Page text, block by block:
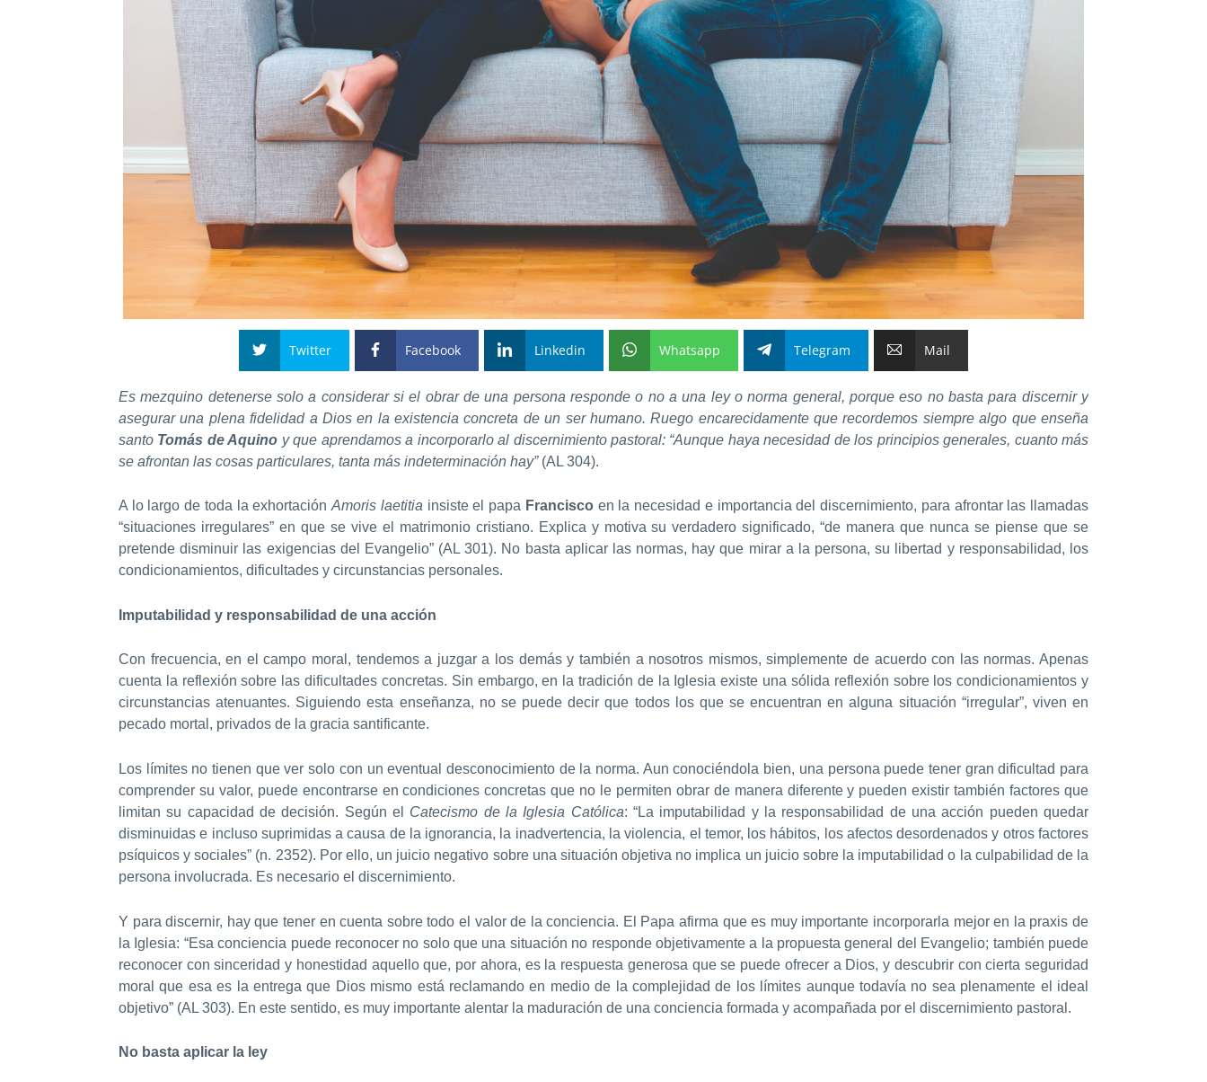
Twitter Facebook Linkedin Whatsapp Telegram Mail
Es mezquino detenerse solo a considerar si el obrar de una persona responde o no a una ley o norma general, porque eso no basta para discernir y
asegurar una plena fidelidad a Dios en la existencia concreta de un ser humano. Ruego encarecidamente que recordemos siempre algo que enseña
santo Tomás de Aquino y que aprendamos a incorporarlo al discernimiento pastoral: “Aunque haya necesidad de los principios generales, cuanto más
se afrontan las cosas particulares, tanta más indeterminación hay”(AL 304).
A lo largo de toda la exhortaciónAmoris laetitia insiste el papa Franciscoen la necesidad e importancia del discernimiento, para afrontar las llamadas
“situaciones irregulares” en que se vive el matrimonio cristiano. Explica y motiva su verdadero significado, “de manera que nunca se piense que se
pretende disminuir las exigencias del Evangelio” (AL 301). No basta aplicar las normas, hay que mirar a la persona, su libertad y responsabilidad, los
condicionamientos, dificultades y circunstancias personales.
Imputabilidad y responsabilidad de una acción
Con frecuencia, en el campo moral, tendemos a juzgar a los demás y también a nosotros mismos, simplemente de acuerdo con las normas. Apenas
cuenta la reflexión sobre las dificultades concretas. Sin embargo, en la tradición de la Iglesia existe una sólida reflexión sobre los condicionamientos y
circunstancias atenuantes. Siguiendo esta enseñanza, no se puede decir que todos los que se encuentran en alguna situación “irregular”, viven en
pecado mortal, privados de la gracia santificante.
Los límites no tienen que ver solo con un eventual desconocimiento de la norma. Aun conociéndola bien, una persona puede tener gran dificultad para
comprender su valor, puede encontrarse en condiciones concretas que no le permiten obrar de manera diferente y pueden existir también factores que
limitan su capacidad de decisión. Según el Catecismo de la Iglesia Católica: “La imputabilidad y la responsabilidad de una acción pueden quedar
disminuidas e incluso suprimidas a causa de la ignorancia, la inadvertencia, la violencia, el temor, los hábitos, los afectos desordenados y otros factores
psíquicos y sociales” (n. 2352). Por ello, un juicio negativo sobre una situación objetiva no implica un juicio sobre la imputabilidad o la culpabilidad de la
persona involucrada. Es necesario el discernimiento.
Y para discernir, hay que tener en cuenta sobre todo el valor de la conciencia. El Papa afirma que es muy importante incorporarla mejor en la praxis de
la Iglesia: “Esa conciencia puede reconocer no solo que una situación no responde objetivamente a la propuesta general del Evangelio; también puede
reconocer con sinceridad y honestidad aquello que, por ahora, es la respuesta generosa que se puede ofrecer a Dios, y descubrir con cierta seguridad
moral que esa es la entrega que Dios mismo está reclamando en medio de la complejidad de los límites aunque todavía no sea plenamente el ideal
objetivo” (AL 303). En este sentido, es muy importante alentar la maduración de una conciencia formada y acompañada por el discernimiento pastoral.
No basta aplicar la ley